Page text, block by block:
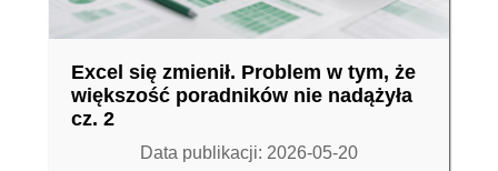
Excel się zmienił. Problem w tym, że
większość poradników nie nadążyła
cz. 2
Data publikacji: 2026-05-20